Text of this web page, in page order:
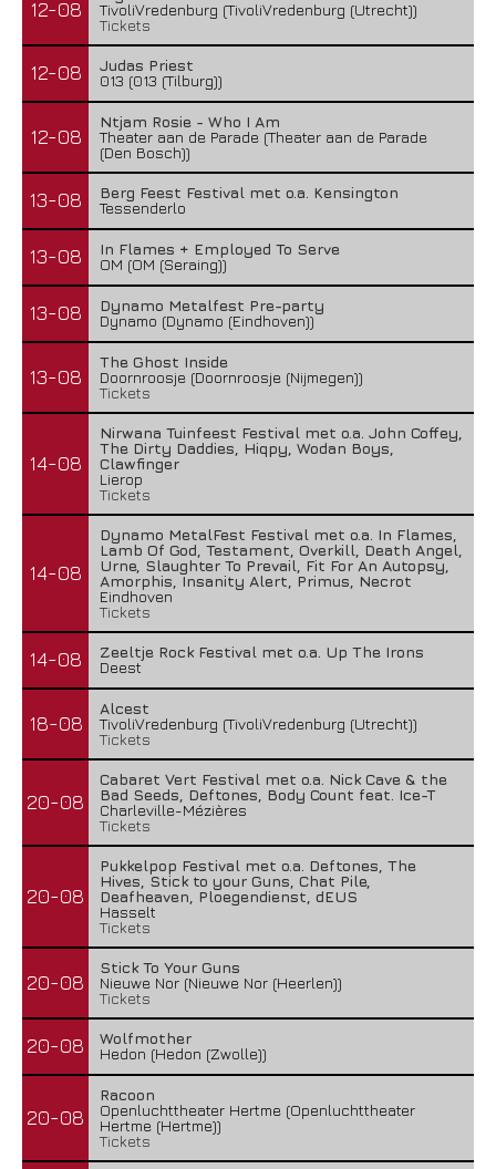
12-08
TivoliVredenburg (TivoliVredenburg (Utrecht))
Tickets
12-08
Judas Priest
013 (013 (Tilburg))
12-08
Ntjam Rosie - Who I Am
Theater aan de Parade (Theater aan de Parade
(Den Bosch))
13-08
Berg Feest Festival met o.a. Kensington
Tessenderlo
13-08
In Flames + Employed To Serve
OM (OM (Seraing))
13-08
Dynamo Metalfest Pre-party
Dynamo (Dynamo (Eindhoven))
13-08
The Ghost Inside
Doornroosje (Doornroosje (Nijmegen))
Tickets
14-08
Nirwana Tuinfeest Festival met o.a. John Coffey,
The Dirty Daddies, Hiqpy, Wodan Boys,
Clawfinger
Lierop
Tickets
14-08
Dynamo MetalFest Festival met o.a. In Flames,
Lamb Of God, Testament, Overkill, Death Angel,
Urne, Slaughter To Prevail, Fit For An Autopsy,
Amorphis, Insanity Alert, Primus, Necrot
Eindhoven
Tickets
14-08
Zeeltje Rock Festival met o.a. Up The Irons
Deest
18-08
Alcest
TivoliVredenburg (TivoliVredenburg (Utrecht))
Tickets
20-08
Cabaret Vert Festival met o.a. Nick Cave & the
Bad Seeds, Deftones, Body Count feat. Ice-T
Charleville-Mézières
Tickets
20-08
Pukkelpop Festival met o.a. Deftones, The
Hives, Stick to your Guns, Chat Pile,
Deafheaven, Ploegendienst, dEUS
Hasselt
Tickets
20-08
Stick To Your Guns
Nieuwe Nor (Nieuwe Nor (Heerlen))
Tickets
20-08
Wolfmother
Hedon (Hedon (Zwolle))
20-08
Racoon
Openluchttheater Hertme (Openluchttheater
Hertme (Hertme))
Tickets